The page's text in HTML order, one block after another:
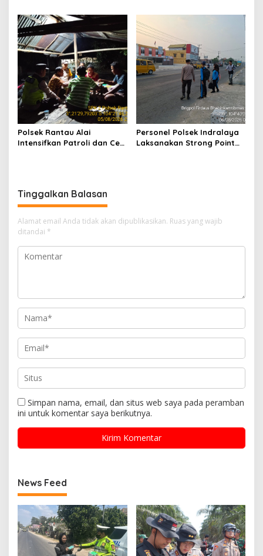
Kepedulian kepada
Masyarakat Desa Parit
Utara, Perkuat Sinergi
Kamtibmas dan Antisipasi
Karhutla
Polsek Rantau Alai
Intensifkan Patroli dan Cek
Personel Polsek Indralaya
Laksanakan Strong Point
Tinggalkan Balasan
Alamat email Anda tidak akan dipublikasikan. Ruas yang wajib
ditandai *
Simpan nama, email, dan situs web saya pada peramban
ini untuk komentar saya berikutnya.
News Feed